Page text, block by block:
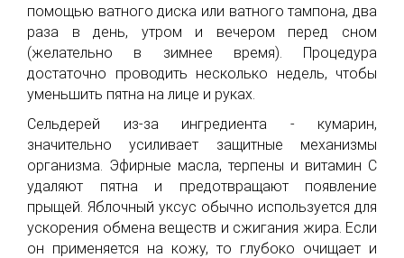
помощью ватного диска или ватного тампона, два
раза в день, утром и вечером перед сном
(желательно в зимнее время). Процедура
достаточно проводить несколько недель, чтобы
уменьшить пятна на лице и руках.
Сельдерей из-за ингредиента - кумарин,
значительно усиливает защитные механизмы
организма. Эфирные масла, терпены и витамин С
удаляют пятна и предотвращают появление
прыщей. Яблочный уксус обычно используется для
ускорения обмена веществ и сжигания жира. Если
он применяется на кожу, то глубоко очищает и